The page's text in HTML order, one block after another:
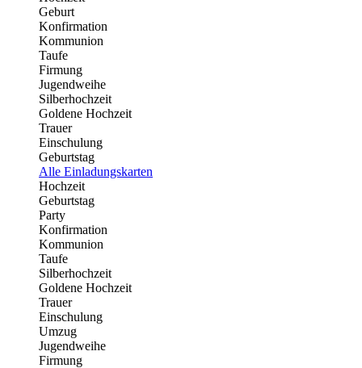
Geburt
Konfirmation
Kommunion
Taufe
Firmung
Jugendweihe
Silberhochzeit
Goldene Hochzeit
Trauer
Einschulung
Geburtstag
Alle Einladungskarten
Hochzeit
Geburtstag
Party
Konfirmation
Kommunion
Taufe
Silberhochzeit
Goldene Hochzeit
Trauer
Einschulung
Umzug
Jugendweihe
Firmung